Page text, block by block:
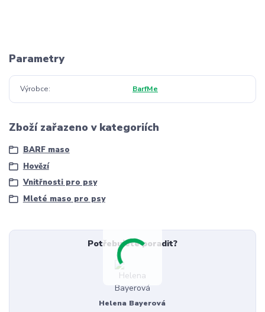
Parametry
Výrobce BarfMe
Zboží zařazeno v kategoriích
BARF maso
Hovězí
Vnitřnosti pro psy
Mleté maso pro psy
Potřebujete poradit?
Helena Bayerová